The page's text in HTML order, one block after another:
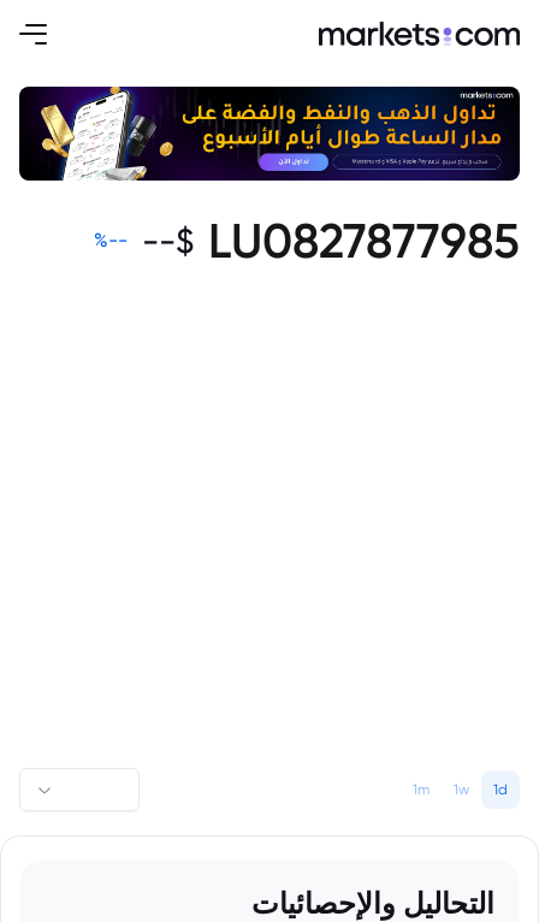
LU0827877985
$
--
--
%
1d
1w
1m
التحاليل والإحصائيات